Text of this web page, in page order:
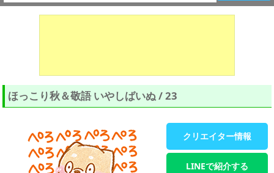
ほっこり秋＆敬語 いやしばいぬ / 23
クリエイター情報
LINEで紹介する